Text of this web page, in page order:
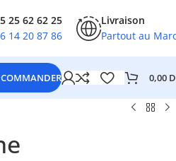
25 62 62 25
14 20 87 86
Livraison
Partout au
0,00